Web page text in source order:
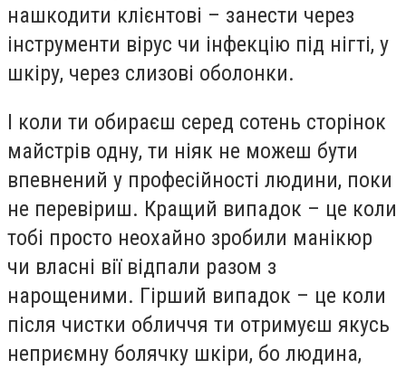
нашкодити клієнтові – занести через
інструменти вірус чи інфекцію під нігті, у
шкіру, через слизові оболонки.
І коли ти обираєш серед сотень сторінок
майстрів одну, ти ніяк не можеш бути
впевнений у професійності людини, поки
не перевіриш. Кращий випадок – це коли
тобі просто неохайно зробили манікюр
чи власні вії відпали разом з
нарощеними. Гірший випадок – це коли
після чистки обличчя ти отримуєш якусь
неприємну болячку шкіри, бо людина,